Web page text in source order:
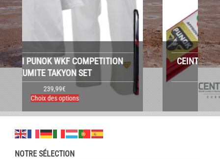
CEINTURE DE COMPÉTITION KATA PUNOK
29,99
Choix des options Ce
produit
a
NOTRE SÉLECTION